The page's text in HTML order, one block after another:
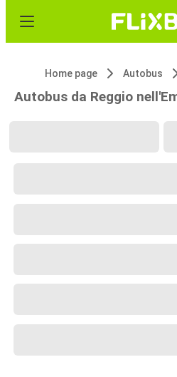
Home page Autobus
Autobus da Reggio